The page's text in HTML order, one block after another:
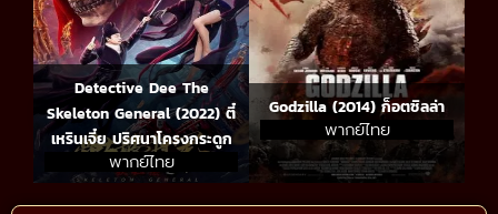
Detective Dee The
Skeleton General (2022) ตี๋
เหรินเจี๋ย ปริศนาโครงกระดูก
พากย์ไทย
Godzilla (2014) ก็อตซิลล่า
พากย์ไทย